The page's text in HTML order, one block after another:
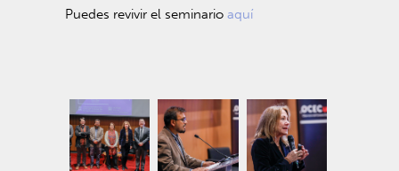
Puedes revivir el seminarioaquí